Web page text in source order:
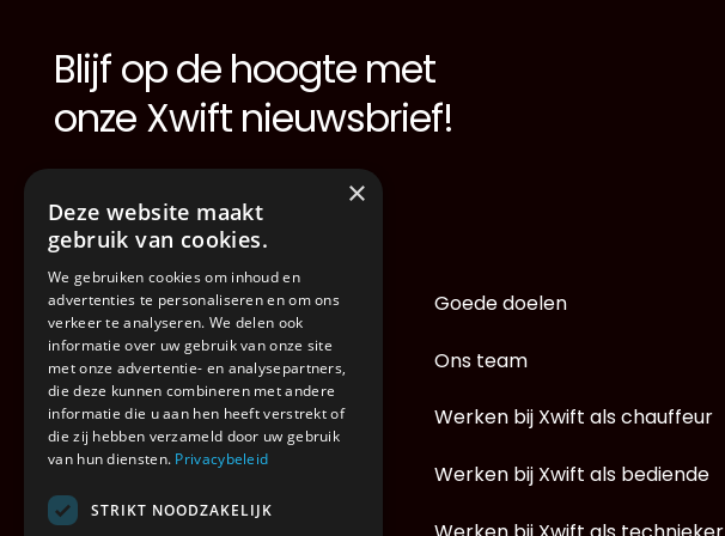
Footer
Blijf op de hoogte met
onze Xwift nieuwsbrief!
Home
Dedicated transport
24u distributie
Goede doelen
Ons team
Werken bij Xwift als chauffeur
Werken bij Xwift als bediende
×
Deze website maakt
gebruik van cookies.
We gebruiken cookies om inhoud en
advertenties te personaliseren en om ons
verkeer te analyseren. We delen ook
informatie over uw gebruik van onze site
met onze advertentie- en analysepartners,
die deze kunnen combineren met andere
informatie die u aan hen heeft verstrekt of
die zij hebben verzameld door uw gebruik
van hun diensten. Privacybeleid
STRIKT NOODZAKELIJK